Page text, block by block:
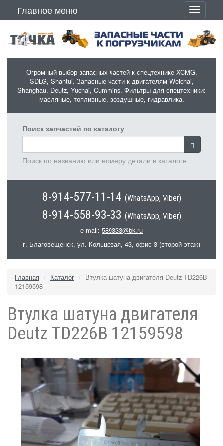
Главное меню
Toggle
Огромный выбор запасных частей к спецтехнике XCMG,
SDLG, Shantui. Запасные части к двигателям Weichai,
Shanghau, Deutz, Yuchai, Cummins. Фильтры для спецтехники:
масляные, топливные, воздушные, гидравлика.
Поиск запчастей по каталогу
Поиск по названию или номеру детали в каталоге
8-914-577-11-14 (WhatsApp, Viber)
8-914-558-93-33 (WhatsApp, Viber)
e-mail: 589333@bk.ru
г. Благовещенск, ул. Кольцевая, 43, офис 3 (второй этаж)
Главная Каталог
Втулка шатуна двигателя Deutz TD226B
12159598
Втулка шатуна двигателя
Deutz TD226B 12159598